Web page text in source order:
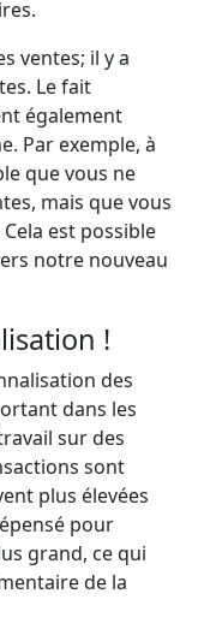
ventes; il y a
Le fait
également
Par exemple, à
que vous ne
mais que vous
est possible
notre nouveau
!
des
dans les
sur des
sont
plus élevées
pour
grand, ce qui
de la